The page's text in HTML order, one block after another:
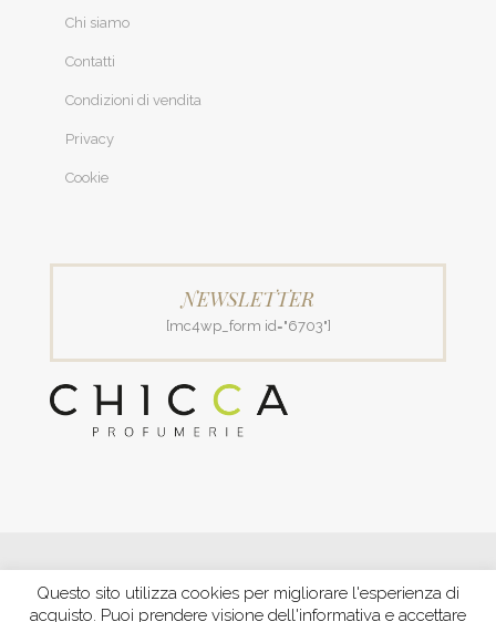
Chi siamo
Contatti
Condizioni di vendita
Privacy
Cookie
NEWSLETTER
[mc4wp_form id="6703"]
C.F. PLVNPT51B44G157J P. IVA IT00426970422 |PRIVACY
Questo sito utilizza cookies per migliorare l'esperienza di
acquisto. Puoi prendere visione dell'informativa e accettare